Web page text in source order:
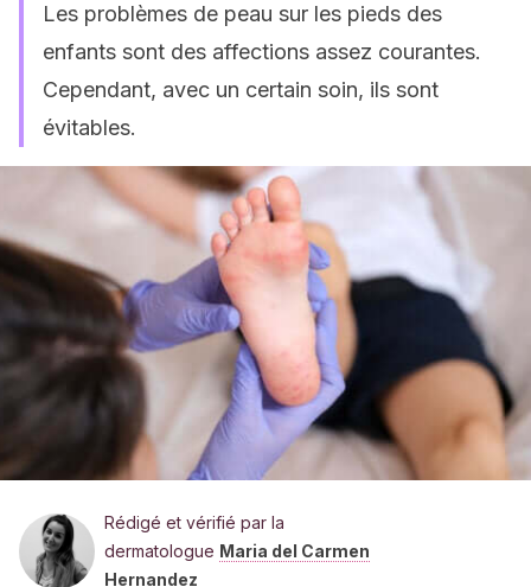
Les problèmes de peau sur les pieds des
enfants sont des affections assez courantes.
Cependant, avec un certain soin, ils sont
évitables.
Rédigé et vérifié par la
dermatologue Maria del Carmen
Hernandez